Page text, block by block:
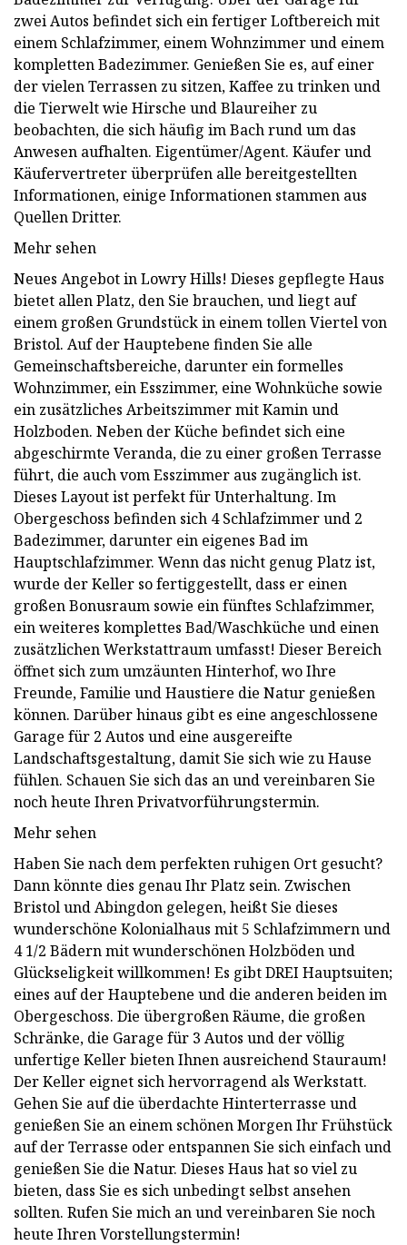
zwei Autos befindet sich ein fertiger Loftbereich mit
einem Schlafzimmer, einem Wohnzimmer und einem
kompletten Badezimmer. Genießen Sie es, auf einer
der vielen Terrassen zu sitzen, Kaffee zu trinken und
die Tierwelt wie Hirsche und Blaureiher zu
beobachten, die sich häufig im Bach rund um das
Anwesen aufhalten. Eigentümer/Agent. Käufer und
Käufervertreter überprüfen alle bereitgestellten
Informationen, einige Informationen stammen aus
Quellen Dritter.
Mehr sehen
Neues Angebot in Lowry Hills! Dieses gepflegte Haus
bietet allen Platz, den Sie brauchen, und liegt auf
einem großen Grundstück in einem tollen Viertel von
Bristol. Auf der Hauptebene finden Sie alle
Gemeinschaftsbereiche, darunter ein formelles
Wohnzimmer, ein Esszimmer, eine Wohnküche sowie
ein zusätzliches Arbeitszimmer mit Kamin und
Holzboden. Neben der Küche befindet sich eine
abgeschirmte Veranda, die zu einer großen Terrasse
führt, die auch vom Esszimmer aus zugänglich ist.
Dieses Layout ist perfekt für Unterhaltung. Im
Obergeschoss befinden sich 4 Schlafzimmer und 2
Badezimmer, darunter ein eigenes Bad im
Hauptschlafzimmer. Wenn das nicht genug Platz ist,
wurde der Keller so fertiggestellt, dass er einen
großen Bonusraum sowie ein fünftes Schlafzimmer,
ein weiteres komplettes Bad/Waschküche und einen
zusätzlichen Werkstattraum umfasst! Dieser Bereich
öffnet sich zum umzäunten Hinterhof, wo Ihre
Freunde, Familie und Haustiere die Natur genießen
können. Darüber hinaus gibt es eine angeschlossene
Garage für 2 Autos und eine ausgereifte
Landschaftsgestaltung, damit Sie sich wie zu Hause
fühlen. Schauen Sie sich das an und vereinbaren Sie
noch heute Ihren Privatvorführungstermin.
Mehr sehen
Haben Sie nach dem perfekten ruhigen Ort gesucht?
Dann könnte dies genau Ihr Platz sein. Zwischen
Bristol und Abingdon gelegen, heißt Sie dieses
wunderschöne Kolonialhaus mit 5 Schlafzimmern und
4 1/2 Bädern mit wunderschönen Holzböden und
Glückseligkeit willkommen! Es gibt DREI Hauptsuiten;
eines auf der Hauptebene und die anderen beiden im
Obergeschoss. Die übergroßen Räume, die großen
Schränke, die Garage für 3 Autos und der völlig
unfertige Keller bieten Ihnen ausreichend Stauraum!
Der Keller eignet sich hervorragend als Werkstatt.
Gehen Sie auf die überdachte Hinterterrasse und
genießen Sie an einem schönen Morgen Ihr Frühstück
auf der Terrasse oder entspannen Sie sich einfach und
genießen Sie die Natur. Dieses Haus hat so viel zu
bieten, dass Sie es sich unbedingt selbst ansehen
sollten. Rufen Sie mich an und vereinbaren Sie noch
heute Ihren Vorstellungstermin!